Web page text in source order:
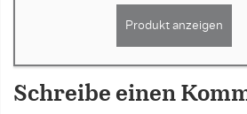
Produkt anzeigen
Schreibe einen